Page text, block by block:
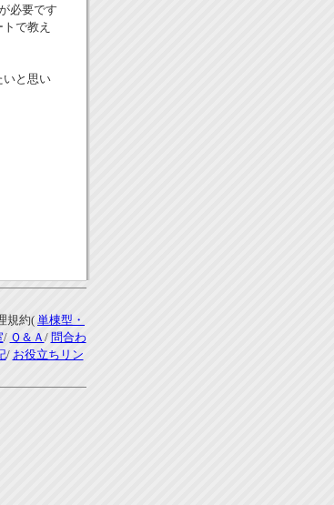
必要です
で教え
いと思い
規約( 単棟型・
/ Ｑ＆Ａ / 問合わ
/ お役立ちリン